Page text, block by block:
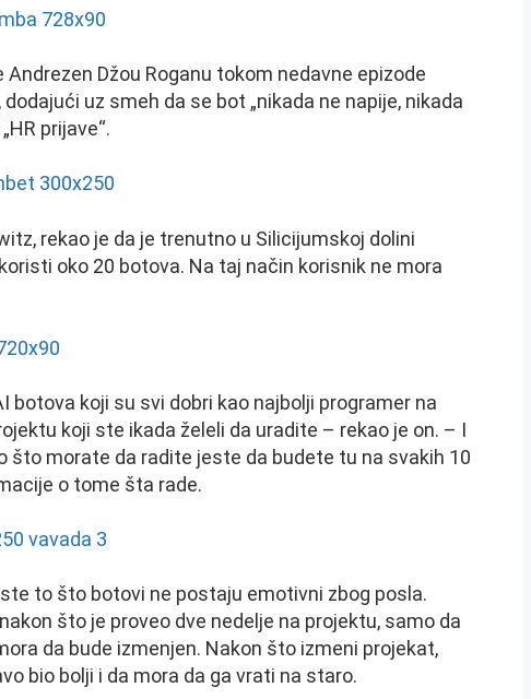
Džou Roganu tokom nedavne epizode
uz smeh da se bot „nikada ne napije, nikada
prijave“.
rekao je da je trenutno u Silicijumskoj dolini
oko 20 botova. Na taj način korisnik ne mora
botova koji su svi dobri kao najbolji programer na
koji ste ikada želeli da uradite – rekao je on. – I
što morate da radite jeste da budete tu na svakih 10
o tome šta rade.
to što botovi ne postaju emotivni zbog posla.
što je proveo dve nedelje na projektu, samo da
da bude izmenjen. Nakon što izmeni projekat,
bio bolji i da mora da ga vrati na staro.